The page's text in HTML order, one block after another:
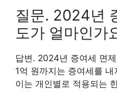
질문. 2024년
도가 얼마인가
답변. 2024년 증여세 면
1억 원까지는 증여세를
이는 개인별로 적용되는